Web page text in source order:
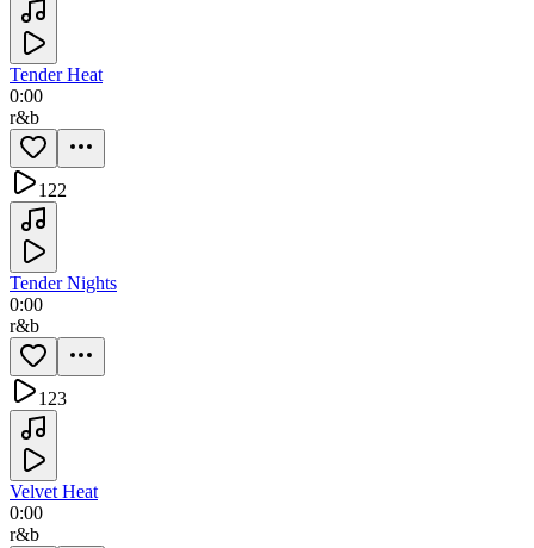
Tender Heat
0:00
r&b
122
Tender Nights
0:00
r&b
123
Velvet Heat
0:00
r&b